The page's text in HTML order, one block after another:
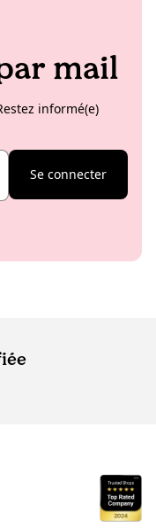
mail
informé(e)
Se connecter